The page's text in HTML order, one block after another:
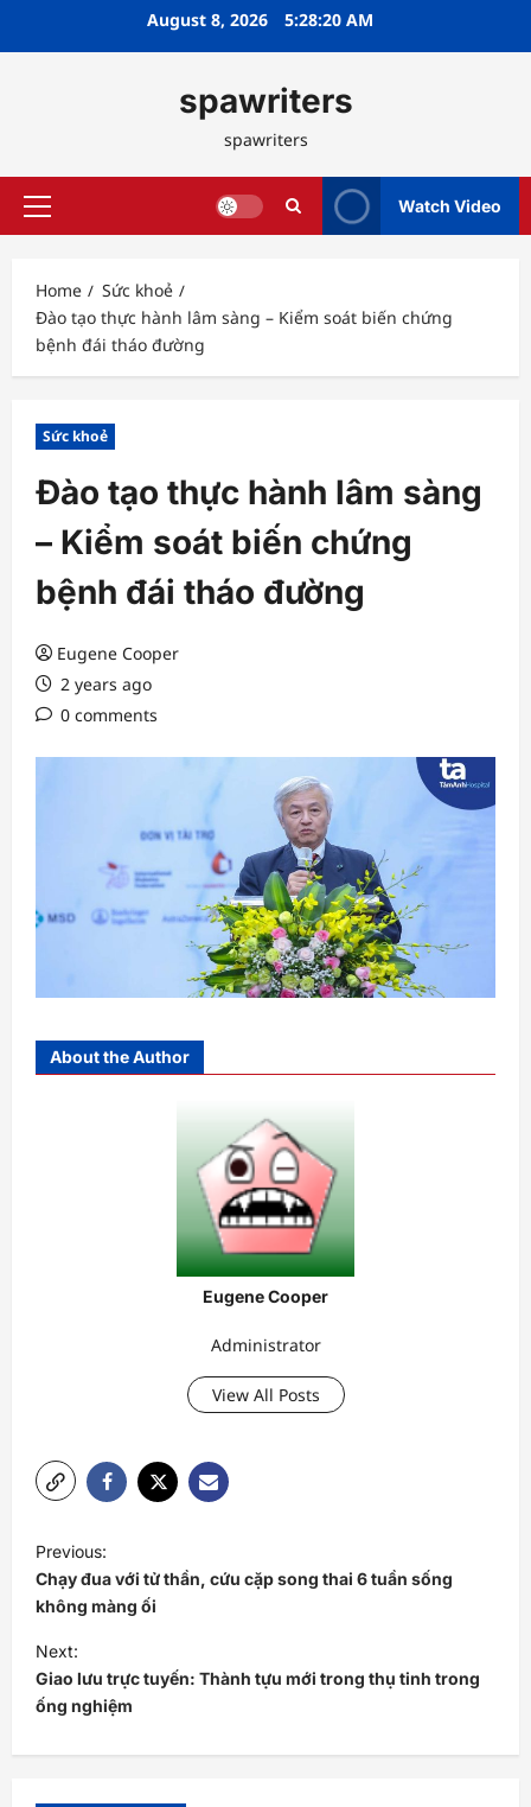
August 8, 2026 5:28:21 AM
spawriters
spawriters
Primary
Watch Video
Home
Sức khoẻ
Đào tạo thực hành lâm sàng – Kiểm soát biến chứng
bệnh đái tháo đường
Sức khoẻ
Đào tạo thực hành lâm sàng
– Kiểm soát biến chứng
bệnh đái tháo đường
Eugene Cooper
2 years ago
0 comments
About the Author
Eugene Cooper
Administrator
View All Posts
o
s
t
n
a
v
Previous:
Chạy đua với tử thần, cứu cặp song thai 6 tuần sống
không màng ối
Next:
Giao lưu trực tuyến: Thành tựu mới trong thụ tinh trong
ống nghiệm